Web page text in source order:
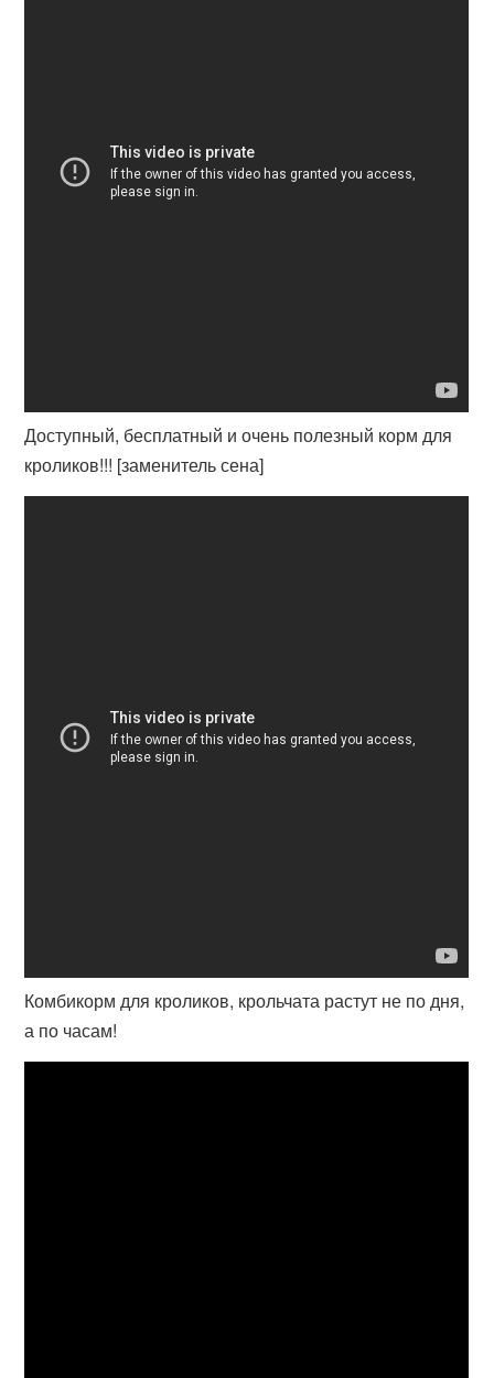
Доступный, бесплатный и очень полезный корм для
кроликов!!! [заменитель сена]
Комбикорм для кроликов, крольчата растут не по дня,
а по часам!